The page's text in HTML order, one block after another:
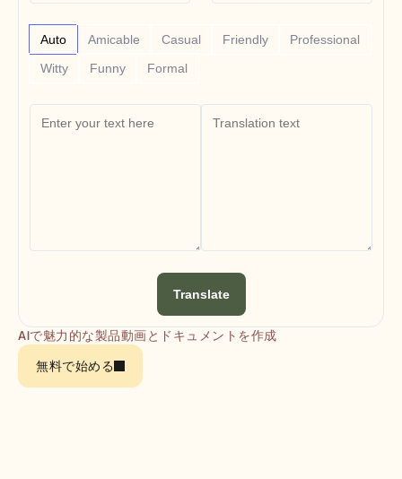
AIで魅力的な製品動画とドキュメントを作成
無料で始める
Auto Amicable Casual Friendly
Professional
Witty
Funny Formal
Translate
料金
Free Tools
よくある質問
Announcement
Partner Program
ユースケース
プリセールス